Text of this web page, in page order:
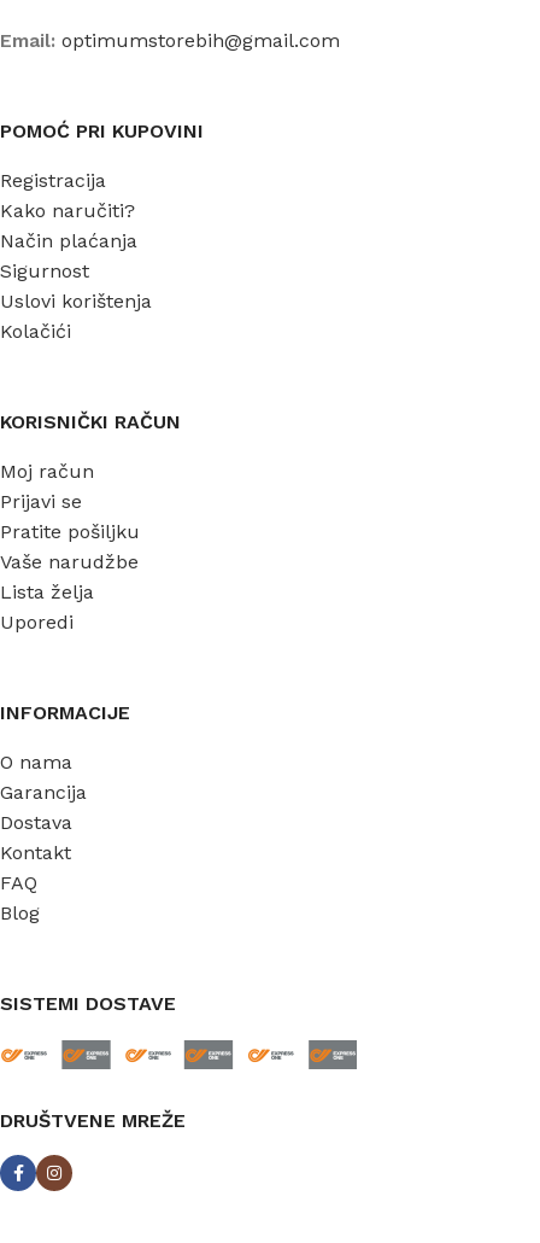
Email: optimumstorebih@gmail.com
POMOĆ PRI KUPOVINI
Registracija
Kako naručiti?
Način plaćanja
Sigurnost
Uslovi korištenja
Kolačići
KORISNIČKI RAČUN
Moj račun
Prijavi se
Pratite pošiljku
Vaše narudžbe
Lista želja
Uporedi
INFORMACIJE
O nama
Garancija
Dostava
Kontakt
FAQ
Blog
SISTEMI DOSTAVE
DRUŠTVENE MREŽE